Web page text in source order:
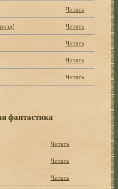
Читать
Читать
Читать
Читать
Читать
фантастика
Читать
Читать
Читать